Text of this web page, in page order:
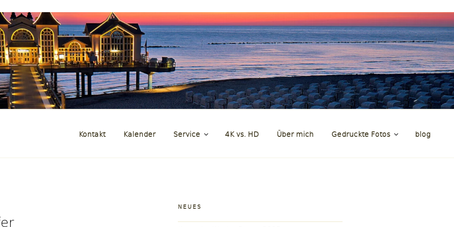
Zeitraffer der Insel Rügen
Kontakt Kalender Service 4K vs. HD Über mich Gedruckte Fotos blog
NEUES